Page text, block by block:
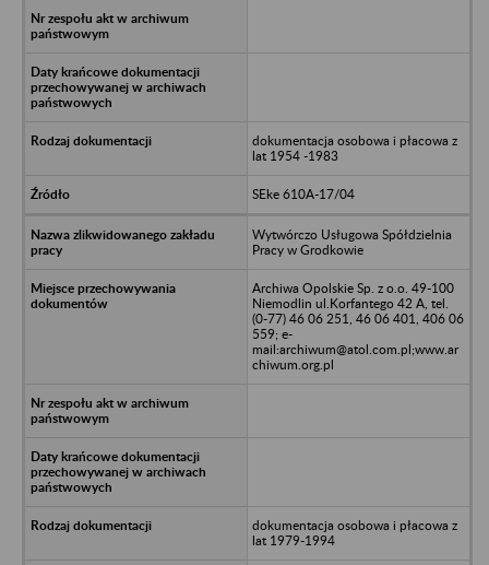
dokumentacja osobowa i płacowa z
lat 1954 -1983
SEke 610A-17/04
Wytwórczo Usługowa Spółdzielnia
Pracy w Grodkowie
Archiwa Opolskie Sp. z o.o. 49-100
Niemodlin ul.Korfantego 42 A, tel.
(0-77) 46 06 251, 46 06 401, 406 06
559; e-
mail:archiwum@atol.com.pl;www.ar
chiwum.org.pl
dokumentacja osobowa i płacowa z
lat 1979-1994